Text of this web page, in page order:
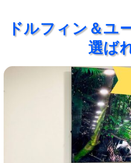
ドルフィン＆ユ
選ば